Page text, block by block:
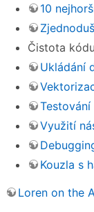
10
Čistota
Ukládání
Využití
Kouzla s
Loren on the